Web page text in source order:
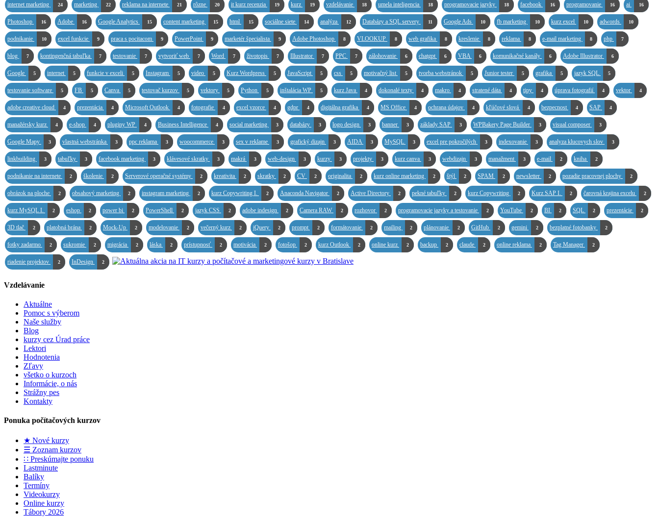
internet marketing 24 marketing 22 reklama na internete 21 rôzne 20 it kurz recenzia 19 kurz 19 vzdelávanie 18 umela inteligencia 18 programovacie jazyky 18 facebook 16 programovanie 16 ai 16
Photoshop 16 Adobe 16 Google Analytics 15 content marketing 15 html 15 sociálne siete 14 analýza 12 Databázy a SQL servery 11 Google Ads 10 fb marketing 10 kurz excel 10 adwords 10
podnikanie 10 excel funkcie 9 praca s pocitacom 9 PowerPoint 9 marketér špecialista 9 Adobe Photoshop 8 VLOOKUP 8 web grafika 8 kreslenie 8 reklama 8 e-mail marketing 8 php 7
blog 7 kontingenčná tabuľka 7 testovanie 7 vytvoriť web 7 Word 7 životopis 7 Illustrator 7 PPC 7 zálohovanie 6 chatgpt 6 VBA 6 komunikačné kanály 6 Adobe Illustrator 6
Google 5 internet 5 funkcie v exceli 5 Instagram 5 video 5 Kurz Wordpress 5 JavaScript 5 css 5 motivačný list 5 tvorba webstránok 5 Junior tester 5 grafika 5 jazyk SQL 5
testovanie software 5 FB 5 Canva 5 testovač kurzov 5 vektory 5 Python 5 inštalácia WP 5 kurz Java 4 dokonalé texty 4 makro 4 stratené dáta 4 tipy 4 úprava fotografií 4 vektor 4
adobe creative cloud 4 prezentácia 4 Microsoft Outlook 4 fotografie 4 excel vzorce 4 gdpr 4 digitálna grafika 4 MS Office 4 ochrana údajov 4 kľúčové slová 4 bezpecnost 4 SAP 4
manažérsky kurz 4 e-shop 4 pluginy WP 4 Business Intelligence 4 social marketing 3 databázy 3 logo design 3 banner 3 základy SAP 3 WPBakery Page Builder 3 visual composer 3
Google Mapy 3 vlastná webstránka 3 ppc reklama 3 woocommerce 3 sex v reklame 3 grafický dizajn 3 AIDA 3 MySQL 3 excel pre pokročilých 3 indexovanie 3 analyza klucovych slov 3
linkbuilding 3 tabuľky 3 facebook marketing 3 klávesové skratky 3 makrá 3 web-design 3 kurzy 3 projekty 3 kurz canva 3 webdizajn 3 manažment 3 e-mail 2 kniha 2
podnikanie na internete 2 školenie 2 Serverové operačné systémy 2 kreativita 2 skratky 2 CV 2 originalita 2 kurz online marketing 2 štýl 2 SPAM 2 newsletter 2 pozadie pracovnej plochy 2
obrázok na ploche 2 obsahový marketing 2 instagram marketing 2 kurz Copywriting I. 2 Anaconda Navigator 2 Active Directory 2 pekné tabuľky 2 kurz Copywriting 2 Kurz SAP I. 2 čarovná krajina excelu 2
kurz MySQL I. 2 eshop 2 power bi 2 PowerShell 2 jazyk CSS 2 adobe indesign 2 Camera RAW 2 rozhovor 2 programovacie jazyky a testovanie 2 YouTube 2 BI 2 SQL 2 prezentácie 2
3D tlač 2 platobná brána 2 Mock-Up 2 modelovanie 2 večerný kurz 2 jQuery 2 prompt 2 formátovanie 2 mailing 2 plánovanie 2 GitHub 2 gemini 2 bezplatné fotobanky 2
fotky zadarmo 2 sukromie 2 migrácia 2 láska 2 prístupnosť 2 motivácia 2 fotošop 2 kurz Outlook 2 online kurz 2 backup 2 claude 2 online reklama 2 Tag Manager 2
riadenie projektov 2 InDesign 2
Vzdelávanie
Aktuálne
Pomoc s výberom
Naše služby
Blog
kurzy cez Úrad práce
Lektori
Hodnotenia
Zľavy
všetko o kurzoch
Informácie, o nás
Strážny pes
Kontakty
Ponuka počítačových kurzov
★ Nové kurzy
☰ Zoznam kurzov
∷ Preskúmajte ponuku
Lastminute
Balíky
Termíny
Videokurzy
Online kurzy
Tábory 2026